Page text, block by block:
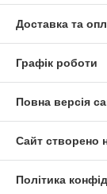
Доставка та
Графік роботи
Повна версія
Сайт створено
Політика